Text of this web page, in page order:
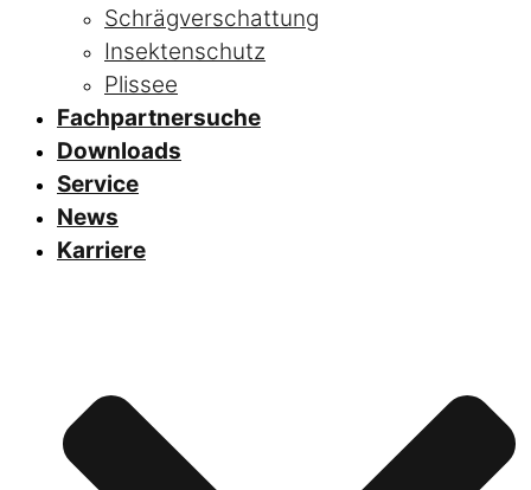
Schrägverschattung
Insektenschutz
Plissee
Fachpartnersuche
Downloads
Service
News
Karriere